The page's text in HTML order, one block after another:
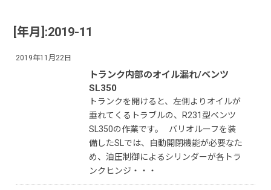
[年月]:2019-11
トランク内部のオイル漏れ/ベンツ
SL350
トランクを開けると、左側よりオイルが
垂れてくるトラブルの、R231型ベンツ
SL350の作業です。 バリオルーフを装
備したSLでは、自動開閉機能が必要なた
め、油圧制御によるシリンダーが各トラ
ンクヒンジ・・・
2019年11月22日